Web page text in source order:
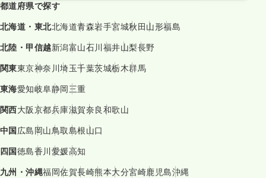
都道府県で探す
北海道・東北北海道青森岩手宮城秋田山形福島
北陸・甲信越新潟富山石川福井山梨長野
関東東京神奈川埼玉千葉茨城栃木群馬
東海愛知岐阜静岡三重
関西大阪京都兵庫滋賀奈良和歌山
中国広島岡山鳥取島根山口
四国徳島香川愛媛高知
九州・沖縄福岡佐賀長崎熊本大分宮崎鹿児島沖縄